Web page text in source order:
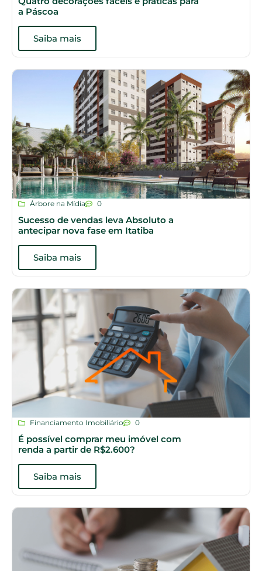
a Páscoa
Saiba mais
Árbore na Mídia 0
Sucesso de vendas leva Absoluto a
antecipar nova fase em Itatiba
Saiba mais
Financiamento Imobiliário 0
É possível comprar meu imóvel com
renda a partir de R$2.600?
Saiba mais